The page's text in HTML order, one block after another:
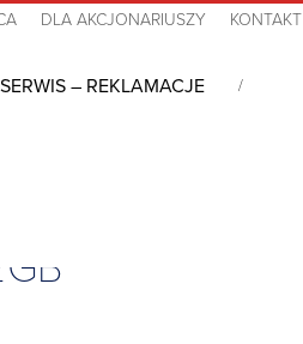
DLA AKCJONARIUSZY KONTAKT
SERWIS – REKLAMACJE